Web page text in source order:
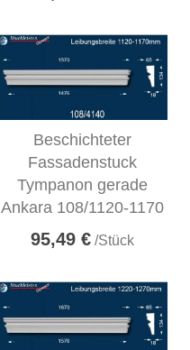
Beschichteter
Fassadenstuck
Tympanon gerade
Ankara 108/1120-1170
95,49 € /Stück